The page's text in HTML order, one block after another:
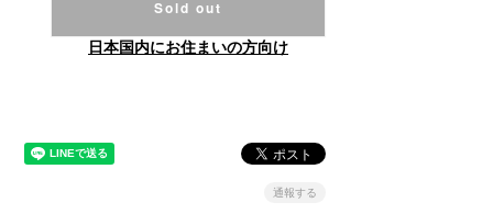
Sold out
日本国内にお住まいの方向け
通報する